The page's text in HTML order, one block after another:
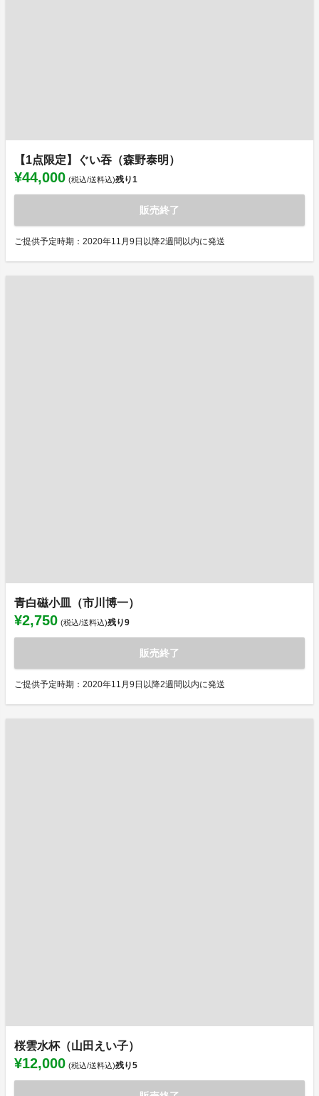
【1点限定】ぐい吞（森野泰明）
¥44,000 (税込/送料込)残り1
販売終了
ご提供予定時期：2020年11月9日以降2週間以内に発送
青白磁小皿（市川博一）
¥2,750 (税込/送料込)残り9
販売終了
ご提供予定時期：2020年11月9日以降2週間以内に発送
桜雲水杯（山田えい子）
¥12,000 (税込/送料込)残り5